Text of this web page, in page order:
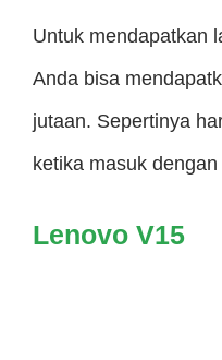
Untuk mendapatkan
Anda bisa
jutaan. Sepertinya
ketika masuk
Lenovo V15